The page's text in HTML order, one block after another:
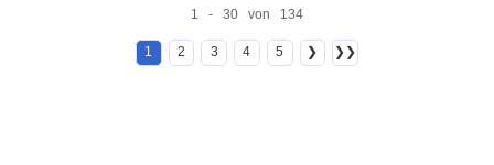
1 - 30 von 134
1 2 3 4 5 ❯ ❯❯